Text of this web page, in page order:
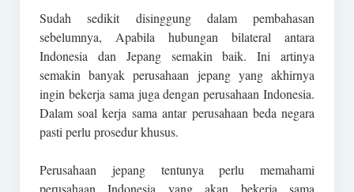
Sudah sedikit disinggung dalam pembahasan
sebelumnya, Apabila hubungan bilateral antara
Indonesia dan Jepang semakin baik. Ini artinya
semakin banyak perusahaan jepang yang akhirnya
ingin bekerja sama juga dengan perusahaan Indonesia.
Dalam soal kerja sama antar perusahaan beda negara
pasti perlu prosedur khusus.
Perusahaan jepang tentunya perlu memahami
perusahaan Indonesia yang akan bekerja sama